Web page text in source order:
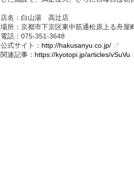
店名：白山湯 高辻店
場所：京都市下京区東中筋通松原上る舟屋
電話：075-351-3648
公式サイト： http://hakusanyu.co.jp/
関連記事： https://kyotopi.jp/articles/vSuVu